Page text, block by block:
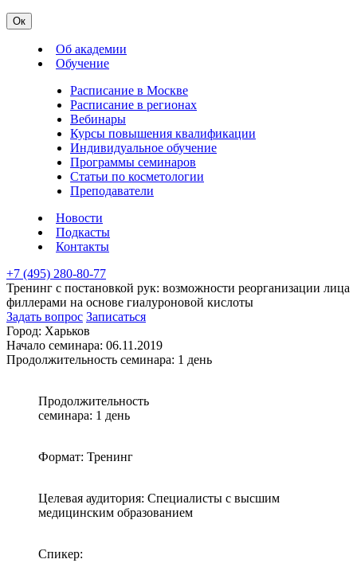
Ок
Об академии
Обучение
Расписание в Москве
Расписание в регионах
Вебинары
Курсы повышения квалификации
Индивидуальное обучение
Программы семинаров
Статьи по косметологии
Преподаватели
Новости
Подкасты
Контакты
+7 (495) 280-80-77
Тренинг с постановкой рук: возможности реорганизации лица
филлерами на основе гиалуроновой кислоты
Задать вопрос Записаться
Город: Харьков
Начало семинара: 06.11.2019
Продолжительность семинара: 1 день
Продолжительность
семинара: 1 день
Формат: Тренинг
Целевая аудитория: Специалисты с высшим
медицинским образованием
Спикер: